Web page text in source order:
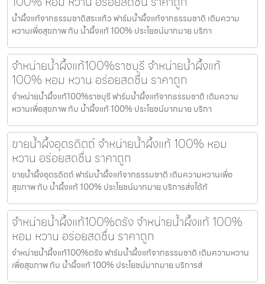
น้ำผึ้งแท้จากธรรมชาติสระแก้ว ฟาร์มน้ำผึ้งแท้จากธรรมชาติ เติมความ
หวานเพื่อสุขภาพ กับ น้ำผึ้งแท้ 100% ประโยชน์มากมาย บริกา
จำหน่ายน้ำผึ้งแท้100%ราชบุรี จำหน่ายน้ำผึ้งแท้
100% หอม หวาน อร่อยสดชื่น ราคาถูก
จำหน่ายน้ำผึ้งแท้100%ราชบุรี ฟาร์มน้ำผึ้งแท้จากธรรมชาติ เติมความ
หวานเพื่อสุขภาพ กับ น้ำผึ้งแท้ 100% ประโยชน์มากมาย บริกา
ขายน้ำผึ้งอุตรดิตถ์ จำหน่ายน้ำผึ้งแท้ 100% หอม
หวาน อร่อยสดชื่น ราคาถูก
ขายน้ำผึ้งอุตรดิตถ์ ฟาร์มน้ำผึ้งแท้จากธรรมชาติ เติมความหวานเพื่อ
สุขภาพ กับ น้ำผึ้งแท้ 100% ประโยชน์มากมาย บริการส่งได้ทั
จำหน่ายน้ำผึ้งแท้100%ตรัง จำหน่ายน้ำผึ้งแท้ 100%
หอม หวาน อร่อยสดชื่น ราคาถูก
จำหน่ายน้ำผึ้งแท้100%ตรัง ฟาร์มน้ำผึ้งแท้จากธรรมชาติ เติมความหวาน
เพื่อสุขภาพ กับ น้ำผึ้งแท้ 100% ประโยชน์มากมาย บริการส่